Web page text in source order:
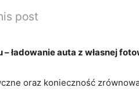
post
​ładowanie auta z własnej
oraz konieczność‌